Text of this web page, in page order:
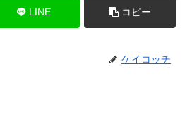
LINE コピー
ケイコッチ